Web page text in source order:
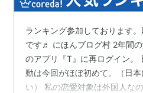
ランキング参加しております
です♬ にほんブログ村 2年間
のアプリ『T』に再ログイン。
動は今回がほぼ初めて。（日
い） 私の恋愛対象は外国人な